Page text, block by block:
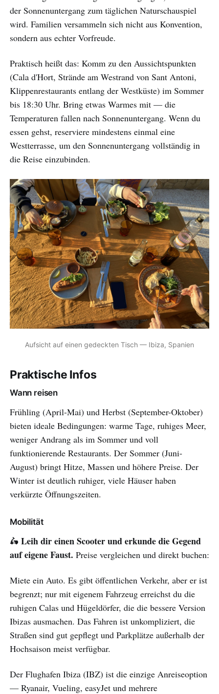
der Sonnenuntergang zum täglichen Naturschauspiel
wird. Familien versammeln sich nicht aus Konvention,
sondern aus echter Vorfreude.
Praktisch heißt das: Komm zu den Aussichtspunkten
(Cala d'Hort, Strände am Westrand von Sant Antoni,
Klippenrestaurants entlang der Westküste) im Sommer
bis 18:30 Uhr. Bring etwas Warmes mit — die
Temperaturen fallen nach Sonnenuntergang. Wenn du
essen gehst, reserviere mindestens einmal eine
Westterrasse, um den Sonnenuntergang vollständig in
die Reise einzubinden.
Aufsicht auf einen gedeckten Tisch — Ibiza, Spanien
Praktische Infos
Wann reisen
Frühling (April-Mai) und Herbst (September-Oktober)
bieten ideale Bedingungen: warme Tage, ruhiges Meer,
weniger Andrang als im Sommer und voll
funktionierende Restaurants. Der Sommer (Juni-
August) bringt Hitze, Massen und höhere Preise. Der
Winter ist deutlich ruhiger, viele Häuser haben
verkürzte Öffnungszeiten.
Mobilität
🛵 Leih dir einen Scooter und erkunde die Gegend
auf eigene Faust. Preise vergleichen und direkt buchen:
Miete ein Auto. Es gibt öffentlichen Verkehr, aber er ist
begrenzt; nur mit eigenem Fahrzeug erreichst du die
ruhigen Calas und Hügeldörfer, die die bessere Version
Ibizas ausmachen. Das Fahren ist unkompliziert, die
Straßen sind gut gepflegt und Parkplätze außerhalb der
Hochsaison meist verfügbar.
Der Flughafen Ibiza (IBZ) ist die einzige Anreiseoption
— Ryanair, Vueling, easyJet und mehrere